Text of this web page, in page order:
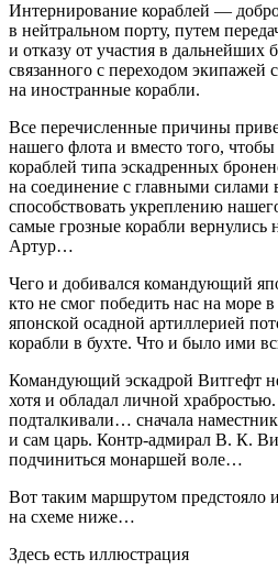
Интернирование кораблей —
в нейтральном порту, путем
и отказу от участия в дальнейших
связанного с переходом экипажей
на иностранные корабли.
Все перечисленные причины
нашего флота и вместо того, чтобы
кораблей типа эскадренных
на соединение с главными силами
способствовать укреплению
самые грозные корабли
Артур…
Чего и добивался командующий
кто не смог победить нас на море
японской осадной артиллерией
корабли в бухте. Что и было ими
Командующий эскадрой Витгефт
хотя и обладал личной
подталкивали… сначала
и сам царь. Контр-адмирал В. К.
подчиниться монаршей воле…
Вот таким маршрутом предстояло
на схеме ниже…
Здесь есть иллюстрация